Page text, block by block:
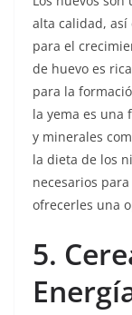
alta calidad, así
para el
de huevo es
para la
la yema es una
y minerales
la dieta de los
necesarios
ofrecerles una
5.